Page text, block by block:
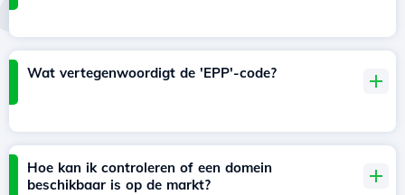
Wat vertegenwoordigt de 'EPP'-code?
Hoe kan ik controleren of een domein
beschikbaar is op de markt?